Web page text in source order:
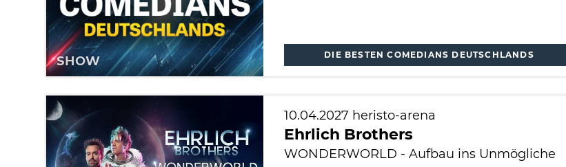
SHOW DIE BESTEN COMEDIANS DEUTSCHLANDS
10.04.2027 heristo-arena
Ehrlich Brothers
WONDERWORLD - Aufbau ins Unmögliche